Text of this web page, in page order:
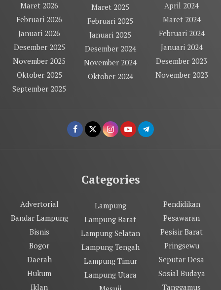
Maret 2026
Februari 2026
Januari 2026
Desember 2025
November 2025
Oktober 2025
September 2025
Maret 2025
Februari 2025
Januari 2025
Desember 2024
November 2024
Oktober 2024
April 2024
Maret 2024
Februari 2024
Januari 2024
Desember 2023
November 2023
Categories
Advertorial
Bandar Lampung
Bisnis
Bogor
Daerah
Hukum
Iklan
Lampung
Lampung Barat
Lampung Selatan
Lampung Tengah
Lampung Timur
Lampung Utara
Pendidikan
Pesawaran
Pesisir Barat
Pringsewu
Seputar Desa
Sosial Budaya
Tanggamus